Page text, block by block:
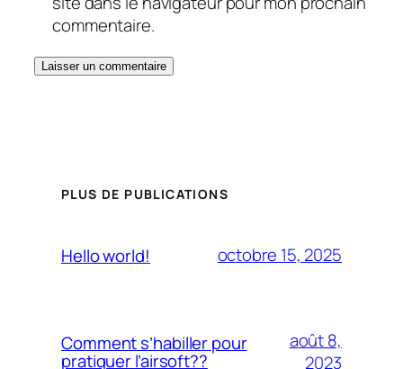
commentaire.
PLUS DE PUBLICATIONS
Hello world! octobre 15, 2025
Comment s’habiller pour
pratiquer l’airsoft??
août 8,
2023